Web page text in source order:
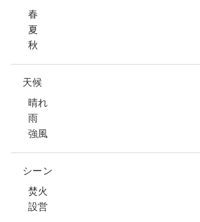
春
夏
秋
天候
晴れ
雨
強風
シーン
焚火
設営